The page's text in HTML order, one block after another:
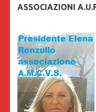
ASSOCIAZIONI